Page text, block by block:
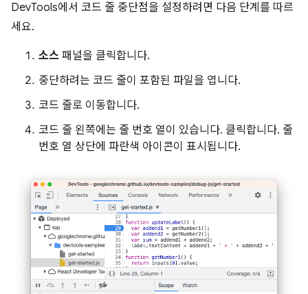
DevTools에서 코드 줄 중단점을 설정하려면 다음 단계를 따르
세요.
소스 패널을 클릭합니다.
중단하려는 코드 줄이 포함된 파일을 엽니다.
코드 줄로 이동합니다.
코드 줄 왼쪽에는 줄 번호 열이 있습니다. 클릭합니다. 줄
번호 열 상단에 파란색 아이콘이 표시됩니다.